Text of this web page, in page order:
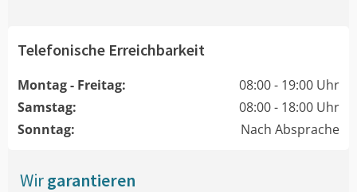
Telefonische Erreichbarkeit
Montag - Freitag:
08:00 - 19:00 Uhr
Samstag:
08:00 - 18:00 Uhr
Sonntag:
Nach Absprache
Wirgarantieren